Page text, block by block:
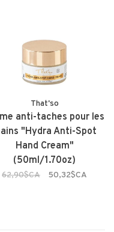
That'so
anti-taches pour les
"Hydra Anti-Spot
Hand Cream"
(50ml/1.70oz)
62,90$CA 50,32$CA